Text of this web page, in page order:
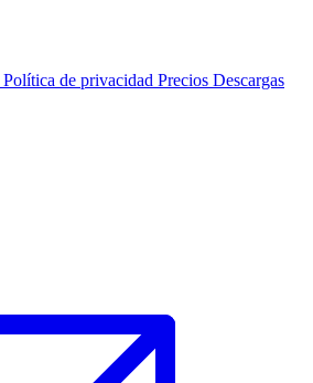
Política de privacidad Precios Descargas